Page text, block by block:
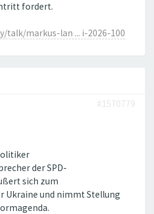
fordert.
talk/markus-lan ... i-2026-100
#1570779
der SPD-
sich zum
Ukraine und nimmt Stellung